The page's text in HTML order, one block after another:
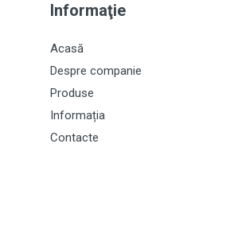
Informaţie
Acasă
Despre companie
Produse
Informația
Contacte